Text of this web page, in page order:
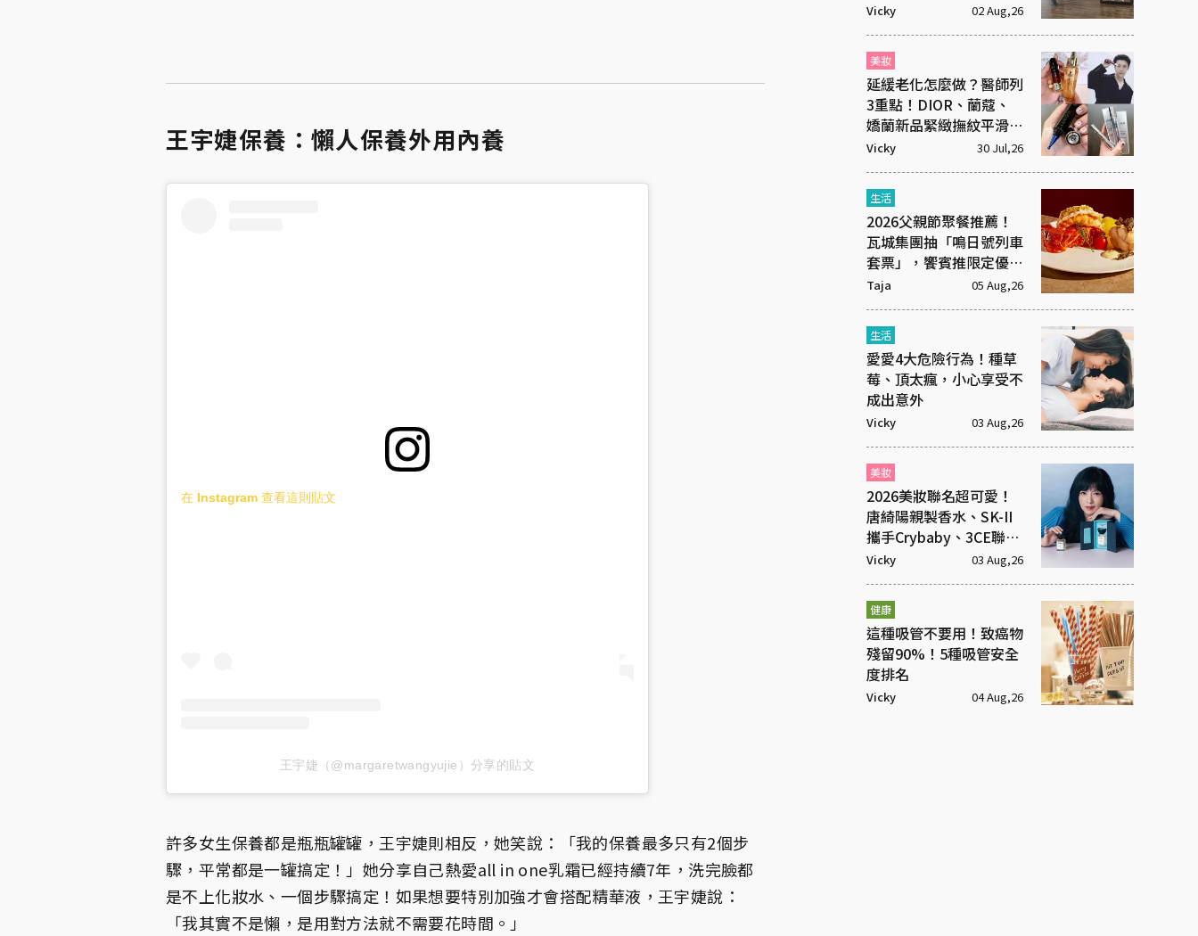
王宇婕保養：懶人保養外用內養
在 Instagram 查看這則貼文
王宇婕（@margaretwangyujie）分享的貼文
許多女生保養都是瓶瓶罐罐，王宇婕則相反，她笑說：「我的保養最多只有2個步
驟，平常都是一罐搞定！」她分享自己熱愛all in one乳霜已經持續7年，洗完臉都
是不上化妝水、一個步驟搞定！如果想要特別加強才會搭配精華液，王宇婕說：
「我其實不是懶，是用對方法就不需要花時間。」
Vicky 02 Aug,26
美妝
延緩老化怎麼做？醫師列
3重點！DIOR、蘭蔻、
嬌蘭新品緊緻撫紋平滑有
感
Vicky 30 Jul,26
生活
2026父親節聚餐推薦！
瓦城集團抽「鳴日號列車
套票」，饗賓推限定優惠
一次看
Taja 05 Aug,26
生活
愛愛4大危險行為！種草
莓、頂太瘋，小心享受不
成出意外
Vicky 03 Aug,26
美妝
2026美妝聯名超可愛！
唐綺陽親製香水、SK-II
攜手Crybaby、3CE聯名
超潮飾品
Vicky 03 Aug,26
健康
這種吸管不要用！致癌物
殘留90%！5種吸管安全
度排名
Vicky 04 Aug,26